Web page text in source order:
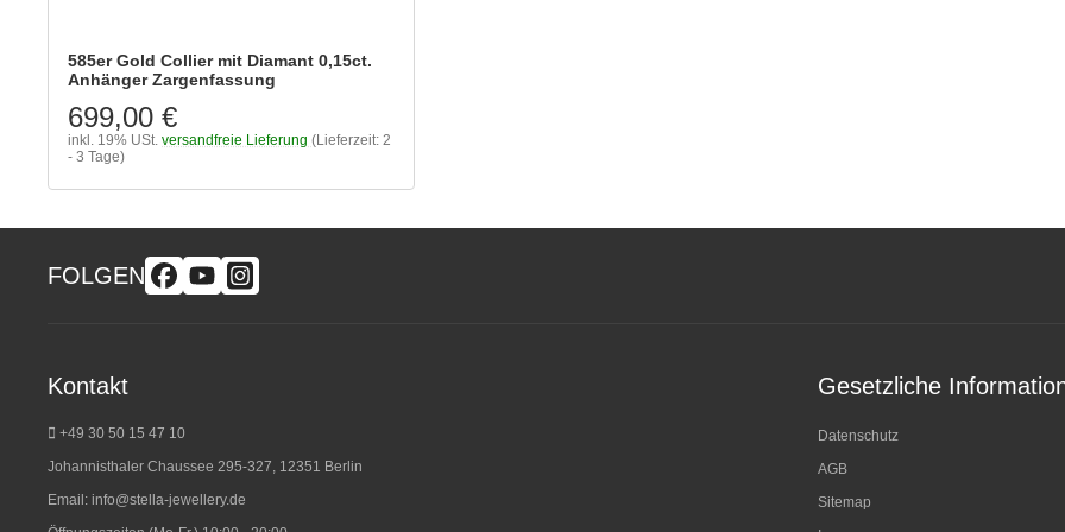
585er Gold Collier mit Diamant 0,15ct.
Anhänger Zargenfassung
699,00 €
inkl. 19% USt. versandfreie Lieferung (Lieferzeit: 2
- 3 Tage)
FOLGEN
Kontakt
+49 30 50 15 47 10
Johannisthaler Chaussee 295-327, 12351 Berlin
Email: info@stella-jewellery.de
Gesetzliche
Datenschutz
AGB
Sitemap